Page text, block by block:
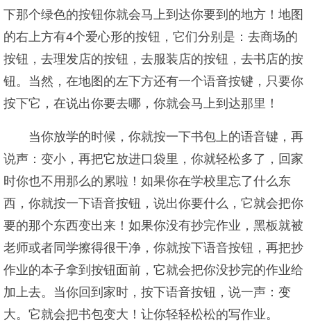
下那个绿色的按钮你就会马上到达你要到的地方！地图
的右上方有4个爱心形的按钮，它们分别是：去商场的
按钮，去理发店的按钮，去服装店的按钮，去书店的按
钮。当然，在地图的左下方还有一个语音按键，只要你
按下它，在说出你要去哪，你就会马上到达那里！
当你放学的时候，你就按一下书包上的语音键，再
说声：变小，再把它放进口袋里，你就轻松多了，回家
时你也不用那么的累啦！如果你在学校里忘了什么东
西，你就按一下语音按钮，说出你要什么，它就会把你
要的那个东西变出来！如果你没有抄完作业，黑板就被
老师或者同学擦得很干净，你就按下语音按钮，再把抄
作业的本子拿到按钮面前，它就会把你没抄完的作业给
加上去。当你回到家时，按下语音按钮，说一声：变
大。它就会把书包变大！让你轻轻松松的写作业。